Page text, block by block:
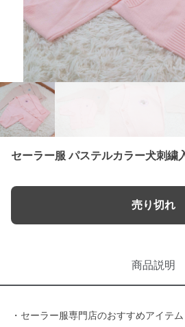
セーラー服 パステルカラー犬刺繍
売り切れ
商品説明
・セーラー服専門店のおすすめアイテム